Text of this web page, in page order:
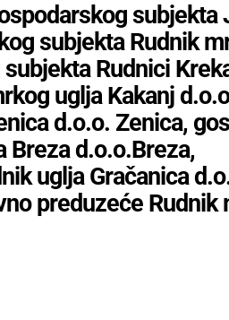
subjekta
subjekta Rudnik
Rudnici
uglja Kakanj
d.o.o. Zenica,
d.o.o.Breza,
uglja Gračanica
preduzeće Rudnik